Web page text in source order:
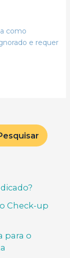
como
e requer
Check-up
para o